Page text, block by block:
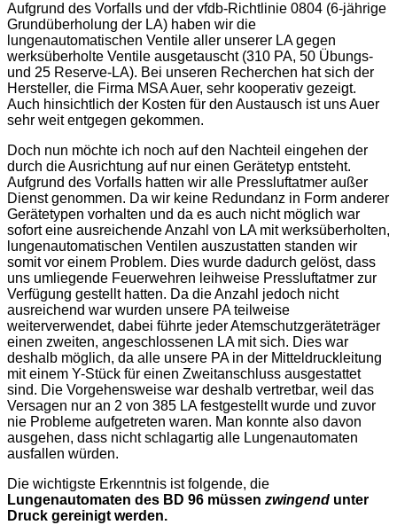
Aufgrund des Vorfalls und der vfdb-Richtlinie 0804 (6-jährige
Grundüberholung der LA) haben wir die
lungenautomatischen Ventile aller unserer LA gegen
werksüberholte Ventile ausgetauscht (310 PA, 50 Übungs-
und 25 Reserve-LA). Bei unseren Recherchen hat sich der
Hersteller, die Firma MSA Auer, sehr kooperativ gezeigt.
Auch hinsichtlich der Kosten für den Austausch ist uns Auer
sehr weit entgegen gekommen.
Doch nun möchte ich noch auf den Nachteil eingehen der
durch die Ausrichtung auf nur einen Gerätetyp entsteht.
Aufgrund des Vorfalls hatten wir alle Pressluftatmer außer
Dienst genommen. Da wir keine Redundanz in Form anderer
Gerätetypen vorhalten und da es auch nicht möglich war
sofort eine ausreichende Anzahl von LA mit werksüberholten,
lungenautomatischen Ventilen auszustatten standen wir
somit vor einem Problem. Dies wurde dadurch gelöst, dass
uns umliegende Feuerwehren leihweise Pressluftatmer zur
Verfügung gestellt hatten. Da die Anzahl jedoch nicht
ausreichend war wurden unsere PA teilweise
weiterverwendet, dabei führte jeder Atemschutzgeräteträger
einen zweiten, angeschlossenen LA mit sich. Dies war
deshalb möglich, da alle unsere PA in der Mitteldruckleitung
mit einem Y-Stück für einen Zweitanschluss ausgestattet
sind. Die Vorgehensweise war deshalb vertretbar, weil das
Versagen nur an 2 von 385 LA festgestellt wurde und zuvor
nie Probleme aufgetreten waren. Man konnte also davon
ausgehen, dass nicht schlagartig alle Lungenautomaten
ausfallen würden.
Die wichtigste Erkenntnis ist folgende, die
Lungenautomaten des BD 96 müssen zwingend unter
Druck gereinigt werden.